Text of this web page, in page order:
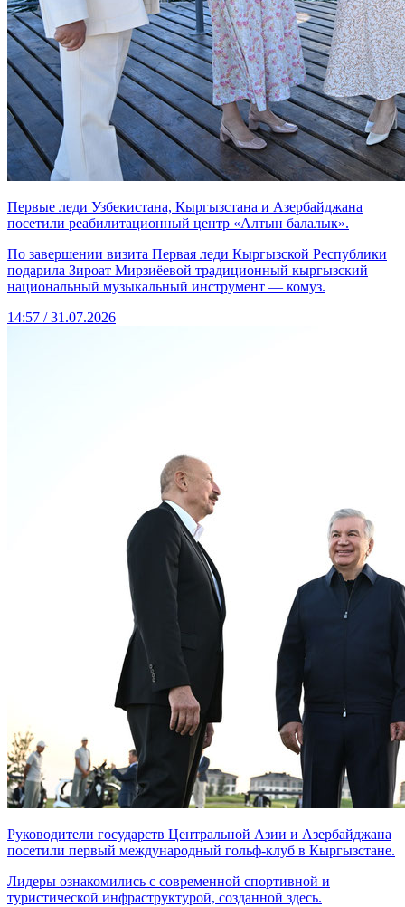
Первые леди Узбекистана, Кыргызстана и Азербайджана
посетили реабилитационный центр «Алтын балалык».
По завершении визита Первая леди Кыргызской Республики
подарила Зироат Мирзиёевой традиционный кыргызский
национальный музыкальный инструмент — комуз.
14:57 / 31.07.2026
Руководители государств Центральной Азии и Азербайджана
посетили первый международный гольф-клуб в Кыргызстане.
Лидеры ознакомились с современной спортивной и
туристической инфраструктурой, созданной здесь.